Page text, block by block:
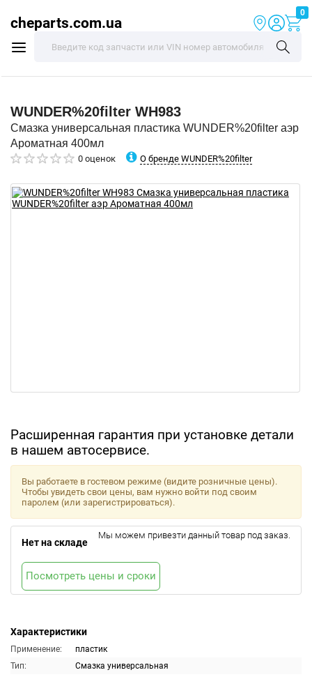
cheparts.com.ua
0
WUNDER%20filter WH983
Смазка универсальная пластика WUNDER%20filter аэр
Ароматная 400мл
0 оценок О бренде WUNDER%20filter
Расширенная гарантия при установке детали
в нашем автосервисе.
Характеристики
Применение:
пластик
Тип:
Смазка универсальная
Вы работаете в гостевом режиме (видите розничные цены).
Чтобы увидеть свои цены, вам нужно войти под своим
паролем (или зарегистрироваться).
Нет на складе
Мы можем привезти данный товар под заказ.
Посмотреть цены и сроки